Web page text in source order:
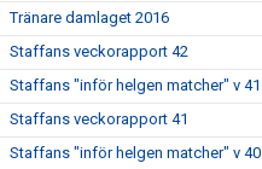
Tränare damlaget 2016
Staffans veckorapport 42
Staffans "inför helgen matcher" v 41
Staffans veckorapport 41
Staffans "inför helgen matcher" v 40